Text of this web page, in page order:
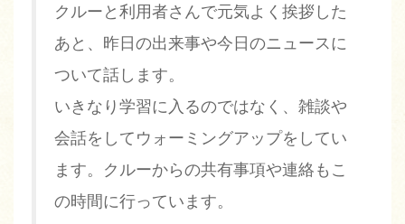
クルーと利用者さんで元気よく挨拶した
あと、昨日の出来事や今日のニュースに
ついて話します。
いきなり学習に入るのではなく、雑談や
会話をしてウォーミングアップをしてい
ます。クルーからの共有事項や連絡もこ
の時間に行っています。